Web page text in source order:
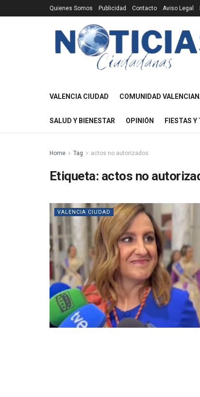
Quienes Somos Publicidad Contacto Aviso Legal
VALENCIA CIUDAD COMUNIDAD
SALUD Y BIENESTAR OPINIÓN FIESTAS
Home Tag actos no autorizados
Etiqueta: actos no
VALENCIA CIUDAD